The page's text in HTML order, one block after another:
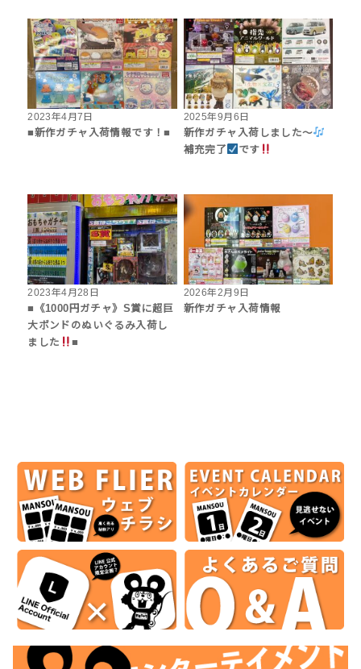
2023年4月7日
■新作ガチャ入荷情報です！■
2025年9月6日
新作ガチャ入荷しました〜
補充完了
です
2023年4月28日
■《1000円ガチャ》S賞に超巨
大ボンドのぬいぐるみ入荷し
ました
■
2026年2月9日
新作ガチャ入荷情報